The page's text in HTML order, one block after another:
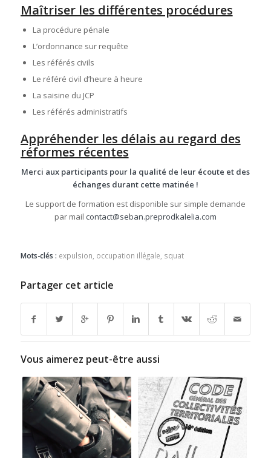
Maîtriser les différentes procédures
La procédure pénale
L’ordonnance sur requête
Les référés civils
Le référé civil d’heure à heure
La saisine du JCP
Les référés administratifs
Appréhender les délais au regard des
réformes récentes
Merci aux participants pour la qualité de leur écoute et des
échanges durant cette matinée !
Le support de formation est disponible sur simple demande
par mail contact@seban.preprodkalelia.com
Mots-clés : expulsion, occupation illégale, squat
Partager cet article
Vous aimerez peut-être aussi